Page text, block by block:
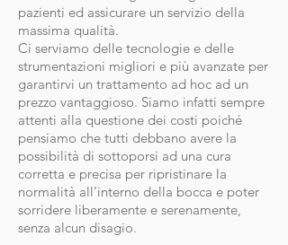
pazienti ed assicurare un servizio della
massima qualità.
Ci serviamo delle tecnologie e delle
strumentazioni migliori e più avanzate per
garantirvi un trattamento ad hoc ad un
prezzo vantaggioso. Siamo infatti sempre
attenti alla questione dei costi poiché
pensiamo che tutti debbano avere la
possibilità di sottoporsi ad una cura
corretta e precisa per ripristinare la
normalità all’interno della bocca e poter
sorridere liberamente e serenamente,
senza alcun disagio.